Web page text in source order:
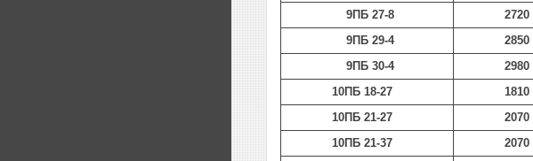
9ПБ 27-8
2720
9ПБ 29-4
2850
9ПБ 30-4
2980
10ПБ 18-27
1810
10ПБ 21-27
2070
10ПБ 21-37
2070